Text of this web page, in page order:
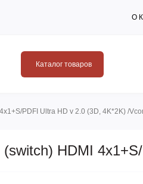
О
Каталог товаров
PDFI Ultra HD v 2.0 (3D, 4K*2K) /
HDMI